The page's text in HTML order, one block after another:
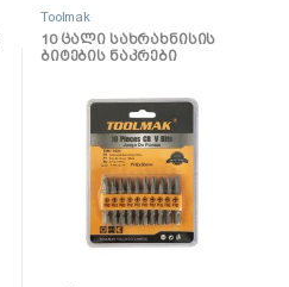
Toolmak
10 ცალი სახრახნისის
ბიტების ნაკრები